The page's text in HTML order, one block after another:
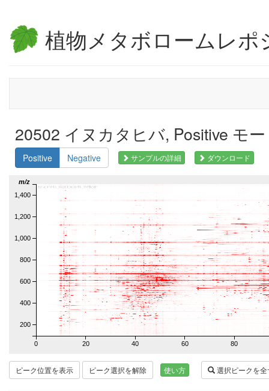
植物メタボロームレポ
20502 イヌカタヒバ, Positive モ
Positive Negative サンプルの詳細 ダウンロード
0 20 40 60 80
200
400
600
800
1,000
1,200
1,400
m/z
ピーク位置を表示 ピーク選択を解除 使い方 選択ピークを